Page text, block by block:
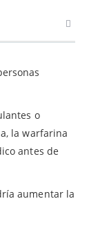
o
la warfarina
antes de
aumentar la